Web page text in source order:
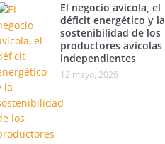
El negocio avícola, el
déficit energético y la
sostenibilidad de los
productores avícolas
independientes
12 mayo, 2026